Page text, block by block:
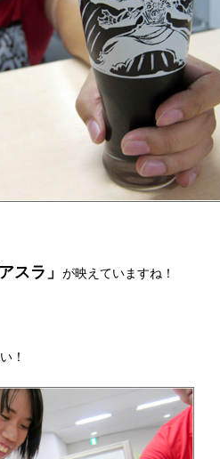
スラ」 が映えていますね！
！